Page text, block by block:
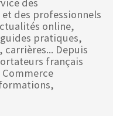
des professionnels
online,
pratiques,
Depuis
français